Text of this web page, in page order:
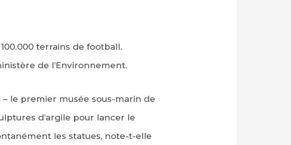
terrains de football.
de l’Environnement.
le premier musée sous-marin de
d’argile pour lancer le
les statues, note-t-elle